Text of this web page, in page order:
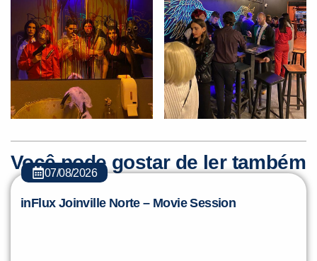
Você pode gostar de ler também
07/08/2026
inFlux Joinville Norte – Movie Session